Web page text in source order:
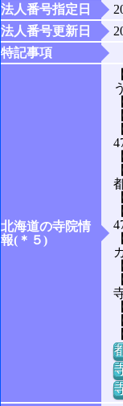
法人番号指定日
法人番号更新日
特記事項
北海道の寺院情
報(＊５)